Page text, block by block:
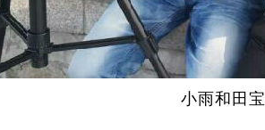
小雨和田宝